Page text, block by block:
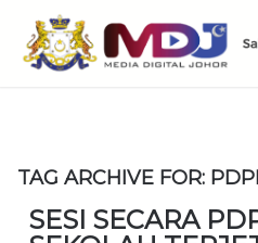
TAG ARCHIVE FOR:
SESI SECARA